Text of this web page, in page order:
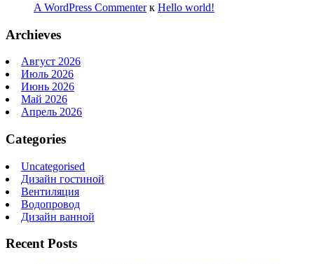
A WordPress Commenterк Hello world!
Archieves
Август 2026
Июль 2026
Июнь 2026
Май 2026
Апрель 2026
Categories
Uncategorised
Дизайн гостиной
Вентиляция
Водопровод
Дизайн ванной
Recent Posts